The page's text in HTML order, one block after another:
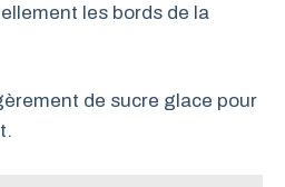
les bords de la
de sucre glace pour